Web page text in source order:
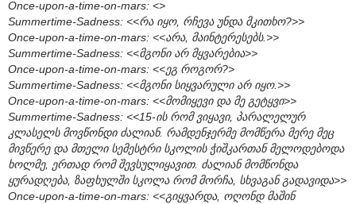
Once-upon-a-time-on-mars: <>
Summertime-Sadness: <<რა იყო, რჩევა უნდა მკითხო?>>
Once-upon-a-time-on-mars: <<არა, მაინტერესებს.>>
Summertime-Sadness: <<მგონი არ მყვარებია>>
Once-upon-a-time-on-mars: <<ეგ როგორ?>
Summertime-Sadness: <<მგონი სიყვარული არ იყო.>>
Once-upon-a-time-on-mars: <<მომიყევი და მე გეტყვი>>
Summertime-Sadness: <<15-ის რომ ვიყავი, პარალელურ
კლასელს მოვწონდი ძალიან. რამდენჯერმე მომწერა მერე მეც
მივწერე და მთელი სემესტრი სკოლის ჭიშკართან მელოდებოდა
ხოლმე, ერთად რომ შევსულიყავით. ძალიან მომწონდა
ყურადღება, ზაფხულში სკოლა რომ მორჩა, სხვაგან გადავიდა>>
Once-upon-a-time-on-mars: <<გიყვარდა, ოღონდ მაშინ